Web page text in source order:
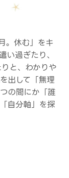
。休む」をキ
い過ぎたり、
と、わかりや
出して「無理
の間にか「誰
自分軸」を探